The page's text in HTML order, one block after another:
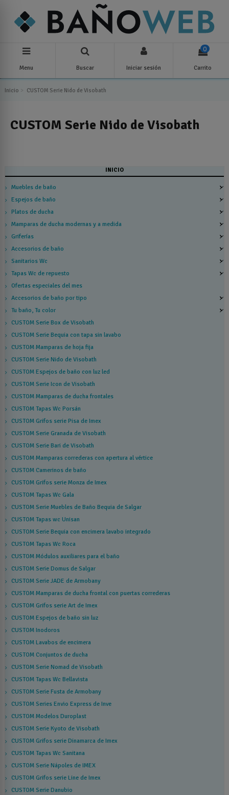
Menu Buscar Iniciar sesión
0
Carrito
Inicio CUSTOM Serie Nido de Visobath
CUSTOM Serie Nido de Visobath
INICIO
Muebles de baño
Espejos de baño
Platos de ducha
Mamparas de ducha modernas y a medida
Griferías
Accesorios de baño
Sanitarios Wc
Tapas Wc de repuesto
Ofertas especiales del mes
Accesorios de baño por tipo
Tu baño, Tu color
CUSTOM Serie Box de Visobath
CUSTOM Serie Bequia con tapa sin lavabo
CUSTOM Mamparas de hoja fija
CUSTOM Serie Nido de Visobath
CUSTOM Espejos de baño con luz led
CUSTOM Serie Icon de Visobath
CUSTOM Mamparas de ducha frontales
CUSTOM Tapas Wc Porsán
CUSTOM Grifos serie Pisa de Imex
CUSTOM Serie Granada de Visobath
CUSTOM Serie Bari de Visobath
CUSTOM Mamparas correderas con apertura al vértice
CUSTOM Camerinos de baño
CUSTOM Grifos serie Monza de Imex
CUSTOM Tapas Wc Gala
CUSTOM Serie Muebles de Baño Bequia de Salgar
CUSTOM Tapas wc Unisan
CUSTOM Serie Bequia con encimera lavabo integrado
CUSTOM Tapas Wc Roca
CUSTOM Módulos auxiliares para el baño
CUSTOM Serie Domus de Salgar
CUSTOM Serie JADE de Armobany
CUSTOM Mamparas de ducha frontal con puertas correderas
CUSTOM Grifos serie Art de Imex
CUSTOM Espejos de baño sin luz
CUSTOM Inodoros
CUSTOM Lavabos de encimera
CUSTOM Conjuntos de ducha
CUSTOM Serie Nomad de Visobath
CUSTOM Tapas Wc Bellavista
CUSTOM Serie Fusta de Armobany
CUSTOM Series Envio Express de Inve
CUSTOM Modelos Duroplast
CUSTOM Serie Kyoto de Visobath
CUSTOM Grifos serie Dinamarca de Imex
CUSTOM Tapas Wc Sanitana
CUSTOM Serie Nápoles de IMEX
CUSTOM Grifos serie Line de Imex
CUSTOM Serie Danubio